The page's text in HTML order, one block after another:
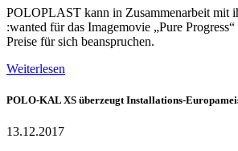
POLOPLAST kann in Zusammenarbeit mit
:wanted für das Imagemovie „Pure
Preise für sich beanspruchen.
Weiterlesen
POLO-KAL XS überzeugt Installations-
13.12.2017